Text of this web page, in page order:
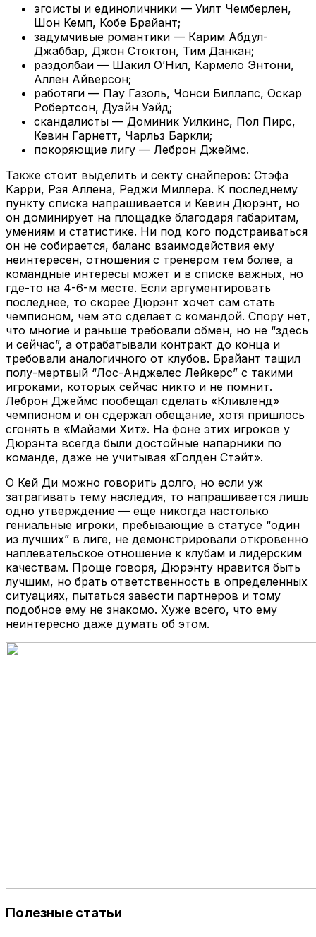
эгоисты и единоличники — Уилт Чемберлен,
Шон Кемп, Кобе Брайант;
задумчивые романтики — Карим Абдул-
Джаббар, Джон Стоктон, Тим Данкан;
раздолбаи — Шакил О’Нил, Кармело Энтони,
Аллен Айверсон;
работяги — Пау Газоль, Чонси Биллапс, Оскар
Робертсон, Дуэйн Уэйд;
скандалисты — Доминик Уилкинс, Пол Пирс,
Кевин Гарнетт, Чарльз Баркли;
покоряющие лигу — Леброн Джеймс.
Также стоит выделить и секту снайперов: Стэфа
Карри, Рэя Аллена, Реджи Миллера. К последнему
пункту списка напрашивается и Кевин Дюрэнт, но
он доминирует на площадке благодаря габаритам,
умениям и статистике. Ни под кого подстраиваться
он не собирается, баланс взаимодействия ему
неинтересен, отношения с тренером тем более, а
командные интересы может и в списке важных, но
где-то на 4-6-м месте. Если аргументировать
последнее, то скорее Дюрэнт хочет сам стать
чемпионом, чем это сделает с командой. Спору нет,
что многие и раньше требовали обмен, но не “здесь
и сейчас”, а отрабатывали контракт до конца и
требовали аналогичного от клубов. Брайант тащил
полу-мертвый “Лос-Анджелес Лейкерс” с такими
игроками, которых сейчас никто и не помнит.
Леброн Джеймс пообещал сделать «Кливленд»
чемпионом и он сдержал обещание, хотя пришлось
сгонять в «Майами Хит». На фоне этих игроков у
Дюрэнта всегда были достойные напарники по
команде, даже не учитывая «Голден Стэйт».
О Кей Ди можно говорить долго, но если уж
затрагивать тему наследия, то напрашивается лишь
одно утверждение — еще никогда настолько
гениальные игроки, пребывающие в статусе “один
из лучших” в лиге, не демонстрировали откровенно
наплевательское отношение к клубам и лидерским
качествам. Проще говоря, Дюрэнту нравится быть
лучшим, но брать ответственность в определенных
ситуациях, пытаться завести партнеров и тому
подобное ему не знакомо. Хуже всего, что ему
неинтересно даже думать об этом.
Полезные статьи